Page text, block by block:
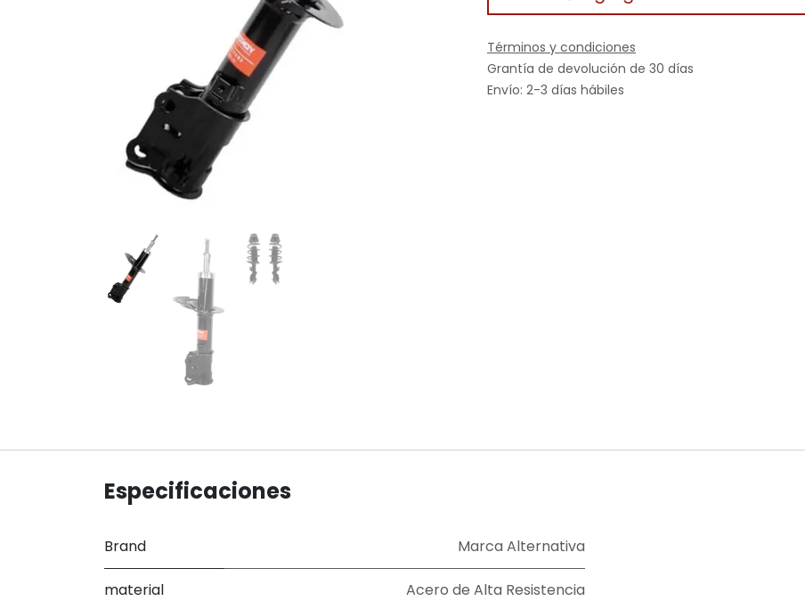
Términos y condiciones
Grantía de devolución de 30 días
Envío: 2-3 días hábiles
Especificaciones
Brand Marca Alternativa
material Acero de Alta Resistencia